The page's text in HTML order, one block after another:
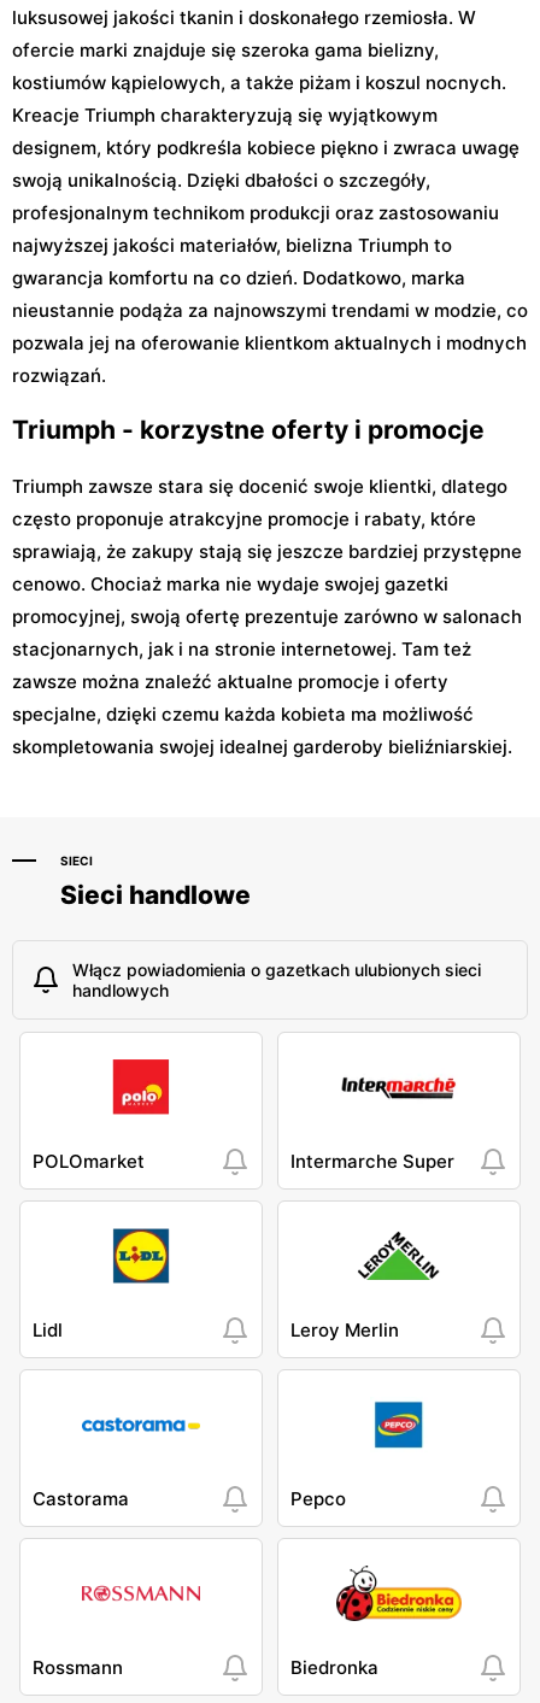
luksusowej jakości tkanin i doskonałego rzemiosła. W
ofercie marki znajduje się szeroka gama bielizny,
kostiumów kąpielowych, a także piżam i koszul nocnych.
Kreacje Triumph charakteryzują się wyjątkowym
designem, który podkreśla kobiece piękno i zwraca uwagę
swoją unikalnością. Dzięki dbałości o szczegóły,
profesjonalnym technikom produkcji oraz zastosowaniu
najwyższej jakości materiałów, bielizna Triumph to
gwarancja komfortu na co dzień. Dodatkowo, marka
nieustannie podąża za najnowszymi trendami w modzie, co
pozwala jej na oferowanie klientkom aktualnych i modnych
rozwiązań.
Triumph - korzystne oferty i promocje
Triumph zawsze stara się docenić swoje klientki, dlatego
często proponuje atrakcyjne promocje i rabaty, które
sprawiają, że zakupy stają się jeszcze bardziej przystępne
cenowo. Chociaż marka nie wydaje swojej gazetki
promocyjnej, swoją ofertę prezentuje zarówno w salonach
stacjonarnych, jak i na stronie internetowej. Tam też
zawsze można znaleźć aktualne promocje i oferty
specjalne, dzięki czemu każda kobieta ma możliwość
skompletowania swojej idealnej garderoby bieliźniarskiej.
SIECI
Sieci handlowe
Włącz powiadomienia o gazetkach ulubionych sieci
handlowych
POLOmarket Intermarche Super
Lidl Leroy Merlin
Castorama Pepco
Rossmann Biedronka